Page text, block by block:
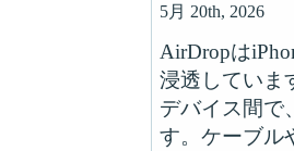
5月 20th, 2026
AirDropは
浸透していま
デバイス間で
す。ケーブル